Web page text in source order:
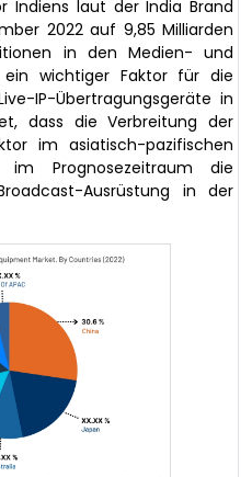
Indiens laut der India Brand
2022 auf 9,85 Milliarden
in den Medien- und
ein wichtiger Faktor für die
IP-Übertragungsgeräte in
dass die Verbreitung der
im asiatisch-pazifischen
Prognosezeitraum die
Ausrüstung in der